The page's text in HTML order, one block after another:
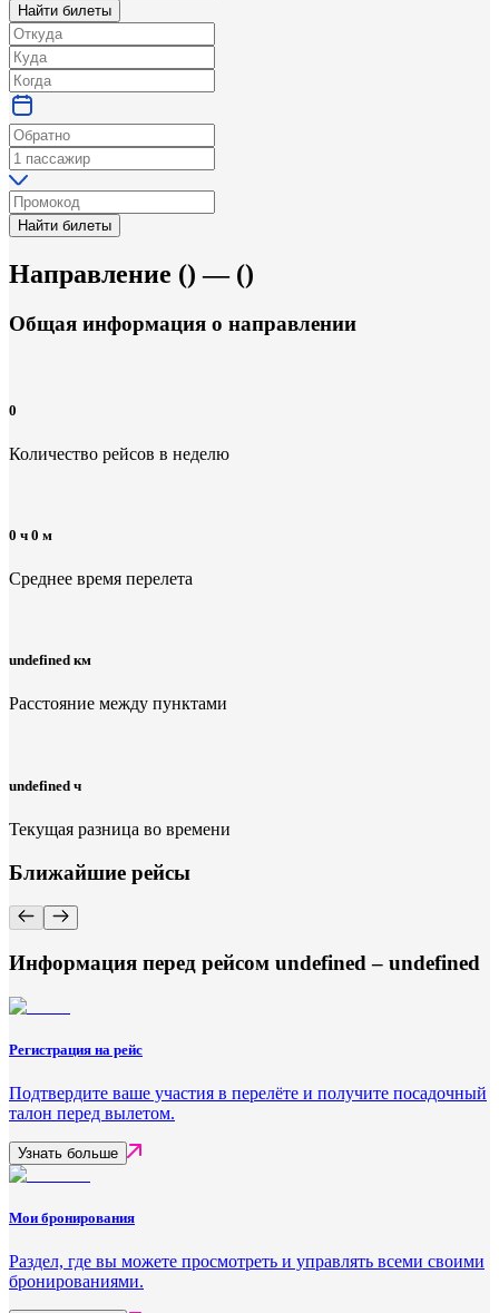
Найти билеты
Найти билеты
Направление () — ()
Общая информация о направлении
0
Количество рейсов в неделю
0 ч 0 м
Среднее время перелета
undefined км
Расстояние между пунктами
undefined ч
Текущая разница во времени
Ближайшие рейсы
Информация перед рейсом undefined – undefined
Регистрация на рейс
Подтвердите ваше участия в перелёте и получите посадочный
талон перед вылетом.
Узнать больше
Мои бронирования
Раздел, где вы можете просмотреть и управлять всеми своими
бронированиями.